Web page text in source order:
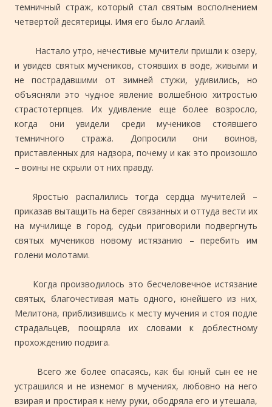
темничный страж, который стал святым восполнением
четвертой десятерицы. Имя его было Аглаий.
Настало утро, нечестивые мучители пришли к озеру,
и увидев святых мучеников, стоявших в воде, живыми и
не пострадавшими от зимней стужи, удивились, но
объясняли это чудное явление волшебною хитростью
страстотерпцев. Их удивление еще более возросло,
когда они увидели среди мучеников стоявшего
темничного стража. Допросили они воинов,
приставленных для надзора, почему и как это произошло
– воины не скрыли от них правду.
Яростью распалились тогда сердца мучителей –
приказав вытащить на берег связанных и оттуда вести их
на мучилище в город, судьи приговорили подвергнуть
святых мучеников новому истязанию – перебить им
голени молотами.
Когда производилось это бесчеловечное истязание
святых, благочестивая мать одного, юнейшего из них,
Мелитона, приблизившись к месту мучения и стоя подле
страдальцев, поощряла их словами к доблестному
прохождению подвига.
Всего же более опасаясь, как бы юный сын ее не
устрашился и не изнемог в мучениях, любовно на него
взирая и простирая к нему руки, ободряла его и утешала,